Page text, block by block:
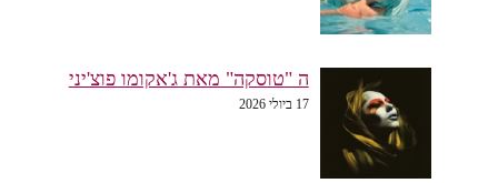
ה "טוסקה" מאת ג'אקומו פוצ'יני
17 ביולי 2026